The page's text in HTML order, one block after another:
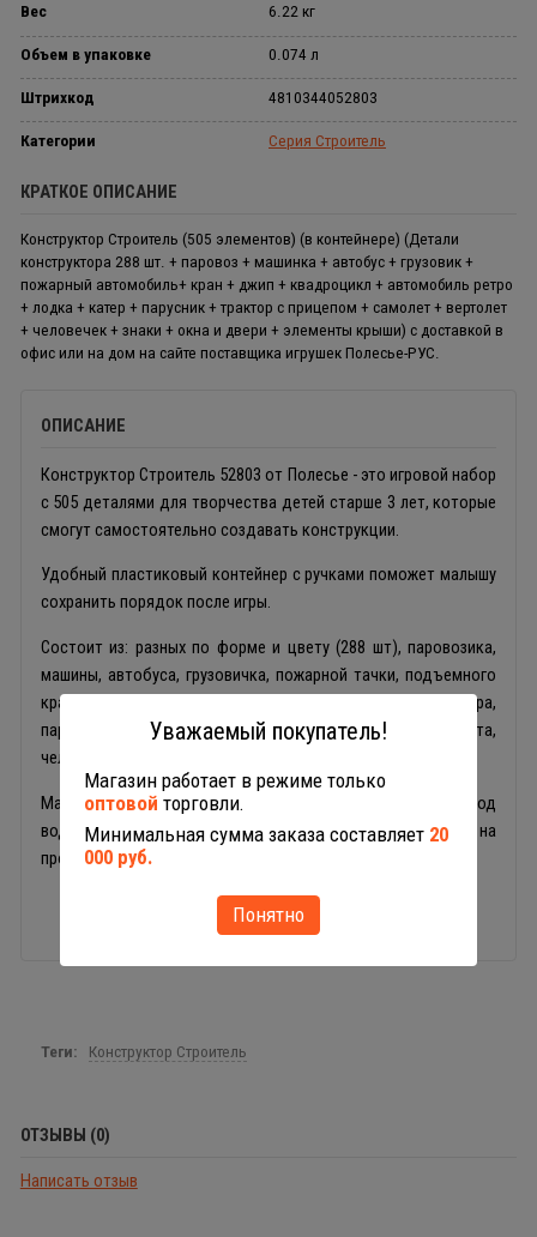
Вес 6.22 кг
Объем в упаковке 0.074 л
Штрихкод 4810344052803
Категории Серия Строитель
КРАТКОЕ ОПИСАНИЕ
Конструктор Строитель (505 элементов) (в контейнере) (Детали
конструктора 288 шт. + паровоз + машинка + автобус + грузовик +
пожарный автомобиль+ кран + джип + квадроцикл + автомобиль ретро
+ лодка + катер + парусник + трактор с прицепом + самолет + вертолет
+ человечек + знаки + окна и двери + элементы крыши) с доставкой в
офис или на дом на сайте поставщика игрушек Полесье-РУС.
ОПИСАНИЕ
Конструктор Строитель 52803 от Полесье - это игровой набор
с 505 деталями для творчества детей старше 3 лет, которые
смогут самостоятельно создавать конструкции.
Удобный пластиковый контейнер с ручками поможет малышу
сохранить порядок после игры.
Состоит из: разных по форме и цвету (288 шт), паровозика,
машины, автобуса, грузовичка, пожарной тачки, подъемного
крана, джипа, квадроцикла, ретро авто, лодочки, катера,
парусника, трактора с прицепом, самолета, вертолета,
человечка, дорожных знаков, частей крыши, дверей и окон.
Материал игрушки - цветной пластик, который моется под
водой, а благодаря легкому весу можно брать с собой на
прогулку, в парк или на детскую площадку.
Теги: Конструктор Строитель
ОТЗЫВЫ (0)
Написать отзыв
Уважаемый покупатель!
Магазин работает в режиме только
оптовой торговли.
Минимальная сумма заказа составляет 20
000 руб.
Понятно